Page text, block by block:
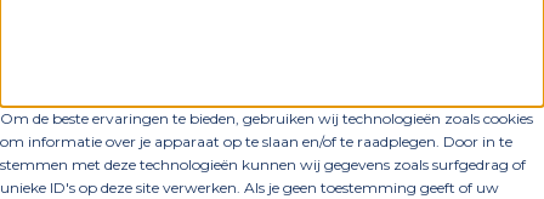
Om de beste ervaringen te bieden, gebruiken wij technologieën zoals cookies
om informatie over je apparaat op te slaan en/of te raadplegen. Door in te
stemmen met deze technologieën kunnen wij gegevens zoals surfgedrag of
unieke ID's op deze site verwerken. Als je geen toestemming geeft of uw